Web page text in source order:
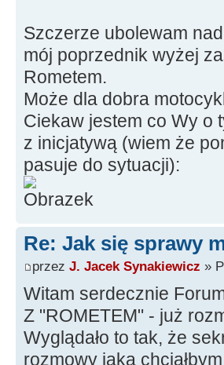
Szczerze ubolewam
mój poprzednik wyżej
Rometem.
Może dla dobra
Ciekaw jestem co Wy o
z inicjatywą (wiem że
pasuje do sytuacji):
Re: Jak się sprawy
przez J. Jacek Synakiewicz »
Witam serdecznie
Z "ROMETEM" - już
Wyglądało to tak, że
rozmowy jaką